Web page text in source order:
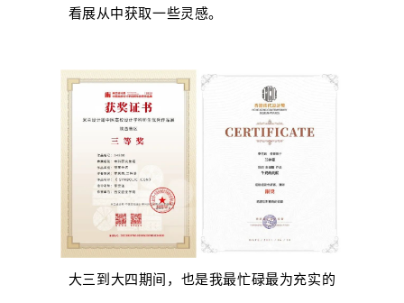
看展从中获取一些灵感。
大三到大四期间，也是我最忙碌最为充实的